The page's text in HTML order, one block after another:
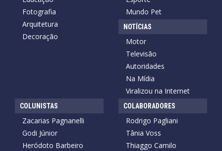
Fotografia
Arquitetura
Decoração
Mundo Pet
NOTÍCIAS
Motor
Televisão
Autoridades
Na Mídia
Viralizou na Internet
COLUNISTAS
Zacarias Pagnanelli
Godi Júnior
Heródoto Barbeiro
COLABORADORES
Rodrigo Pagliani
Tânia Voss
Thiaggo Camilo